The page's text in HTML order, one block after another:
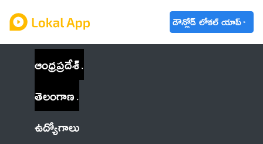
డౌన్లోడ్ లోకల్ యాప్
ఆంధ్రప్రదేశ్
తెలంగాణ
ఉద్యోగాలు